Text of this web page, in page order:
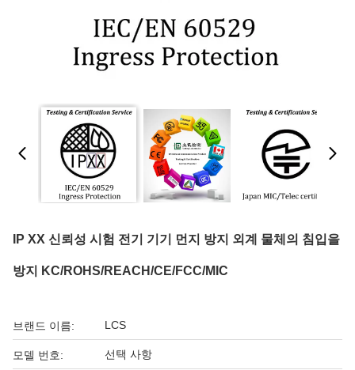
IP XX 신뢰성 시험 전기 기기 먼지 방지 외계 물체의 침입을
방지 KC/rOHS/REACH/CE/FCC/MIC
브랜드 이름: LCS
모델 번호: 선택 사항